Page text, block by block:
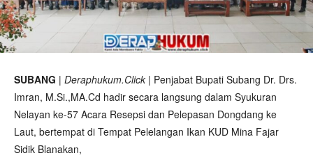
SUBANG | Deraphukum.Click | Penjabat Bupati Subang Dr. Drs.
Imran, M.Si.,MA.Cd hadir secara langsung dalam Syukuran
Nelayan ke-57 Acara Resepsi dan Pelepasan Dongdang ke
Laut, bertempat di Tempat Pelelangan Ikan KUD Mina Fajar
Sidik Blanakan,